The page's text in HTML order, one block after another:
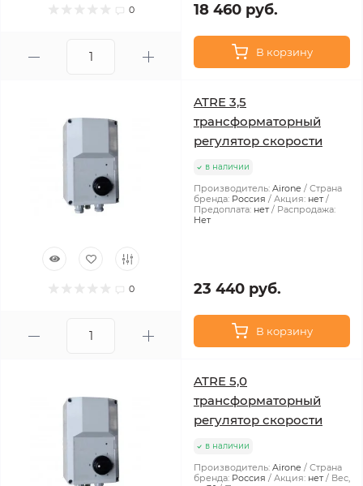
0 18 460 руб.
В корзину
0
ATRE 3,5
трансформаторный
регулятор скорости
в наличии
Производитель: Airone
Страна
бренда: Россия Акция: нет
Предоплата: нет
Распродажа:
Нет
23 440 руб.
В корзину
ATRE 5,0
трансформаторный
регулятор скорости
в наличии
Производитель: Airone
Страна
бренда: Россия Акция: нет
Вес,